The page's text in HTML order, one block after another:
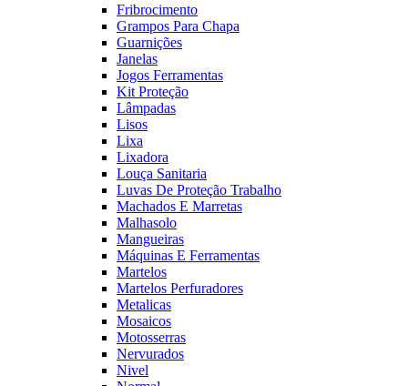
Fribrocimento
Grampos Para Chapa
Guarnições
Janelas
Jogos Ferramentas
Kit Proteção
Lâmpadas
Lisos
Lixa
Lixadora
Louça Sanitaria
Luvas De Proteção Trabalho
Machados E Marretas
Malhasolo
Mangueiras
Máquinas E Ferramentas
Martelos
Martelos Perfuradores
Metalicas
Mosaicos
Motosserras
Nervurados
Nivel